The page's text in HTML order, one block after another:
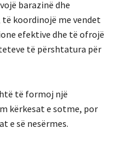
barazinë dhe
koordinojë me vendet
efektive dhe të ofrojë
të përshtatura për
të formoj një
kërkesat e sotme, por
e së nesërmes.